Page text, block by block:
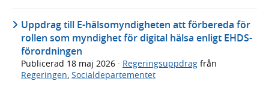
Uppdrag till E-hälsomyndigheten att förbereda för
rollen som myndighet för digital hälsa enligt EHDS-
förordningen
Publicerad 18 maj 2026 · Regeringsuppdrag från
Regeringen Socialdepartementet